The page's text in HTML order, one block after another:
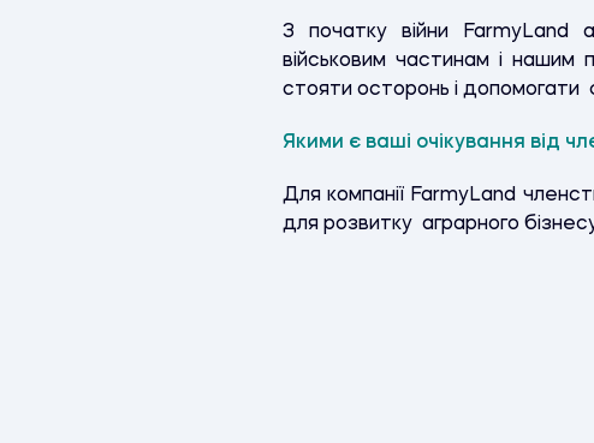
З початку війни FarmyLand
військовим частинам і нашим
стояти осторонь і допомогати
Якими є ваші очікування від
Для компанії FarmyLand
для розвитку аграрного